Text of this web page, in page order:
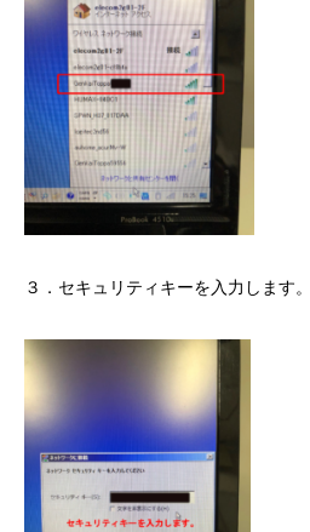
３．セキュリティキーを入力します。